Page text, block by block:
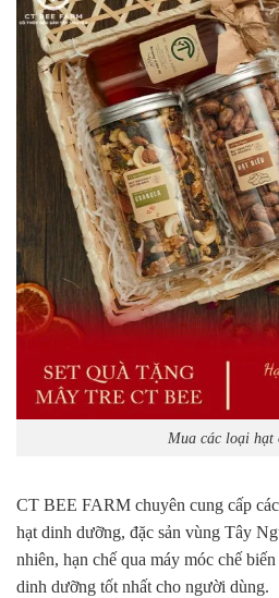
Mua các loại hạt
CT BEE FARM chuyên cung cấp
hạt dinh dưỡng, đặc sản vùng Tây
nhiên, hạn chế qua máy móc chế
dinh dưỡng tốt nhất cho người dùng.